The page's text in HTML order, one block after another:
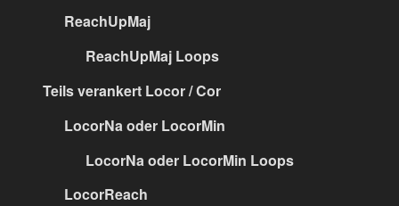
ReachUpMaj
ReachUpMaj Loops
Teils verankert Locor / Cor
LocorNa oder LocorMin
LocorNa oder LocorMin Loops
LocorReach